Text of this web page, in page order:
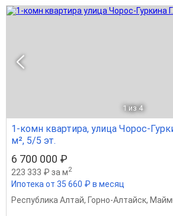
1 из 4
1-комн квартира, улица Чорос-
м², 5/5 эт.
6 700 000 ₽
223 333 ₽ за м2
Ипотека от 35 660 ₽ в месяц
Республика Алтай, Горно-Алтайск,